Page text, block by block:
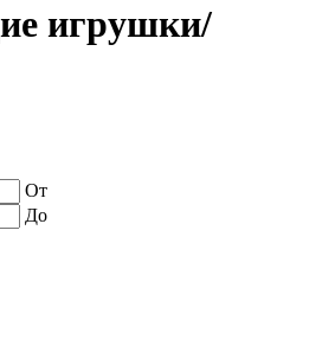
игрушки/
От
До